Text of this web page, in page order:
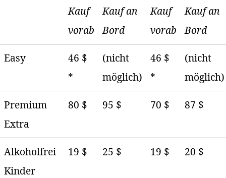
Kauf
vorab
Kauf an
Bord
Kauf
vorab
Kauf an
Bord
Easy
46 $
*
(nicht
möglich)
46 $
*
(nicht
möglich)
Premium
Extra
80 $ 95 $ 70 $ 87 $
Alkoholfrei
Kinder
19 $ 25 $ 19 $ 20 $